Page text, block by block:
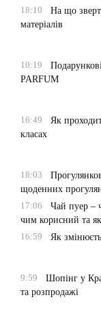
18:10
На що
матеріалів
10:19
PARFUM
16:49
Як
класах
18:03
щоденних
17:06
Чай пуер –
чим корисний та
16:59
Як
9:59
Шопінг у
та розпродажі